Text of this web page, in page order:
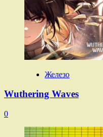
Железо
Wuthering Waves
0